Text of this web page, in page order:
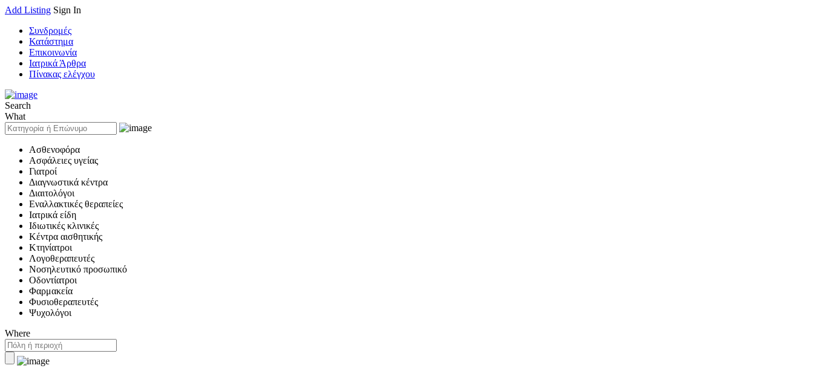
Add Listing Sign In
Συνδρομές
Κατάστημα
Επικοινωνία
Ιατρικά Άρθρα
Πίνακας ελέγχου
Search
What
Ασθενοφόρα
Ασφάλειες υγείας
Γιατροί
Διαγνωστικά κέντρα
Διαιτολόγοι
Εναλλακτικές θεραπείες
Ιατρικά είδη
Ιδιωτικές κλινικές
Κέντρα αισθητικής
Κτηνίατροι
Λογοθεραπευτές
Νοσηλευτικό προσωπικό
Οδοντίατροι
Φαρμακεία
Φυσιοθεραπευτές
Ψυχολόγοι
Where